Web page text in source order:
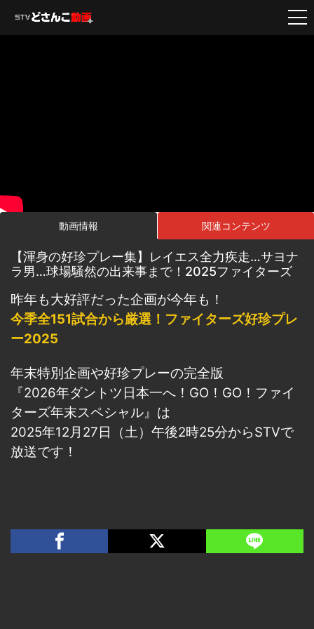
動画情報 関連コンテンツ
【渾身の好珍プレー集】レイエス全力疾走…サヨナ
ラ男…球場騒然の出来事まで！2025ファイターズ
昨年も大好評だった企画が今年も！
今季全151試合から厳選！ファイターズ好珍プレ
ー2025
年末特別企画や好珍プレーの完全版
『2026年ダントツ日本一へ！GO！GO！ファイ
ターズ年末スペシャル』は
2025年12月27日（土）午後2時25分からSTVで
放送です！